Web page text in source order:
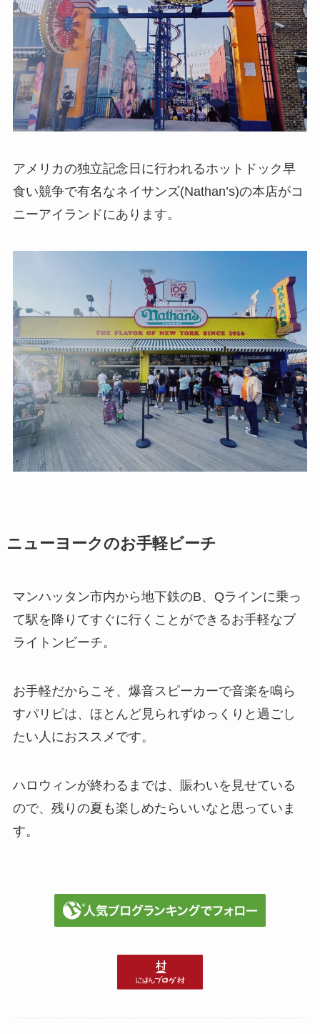
アメリカの独立記念日に行われるホットドック早
食い競争で有名なネイサンズ(Nathan’s)の本店がコ
ニーアイランドにあります。
ニューヨークのお手軽ビーチ
マンハッタン市内から地下鉄のB、Qラインに乗っ
て駅を降りてすぐに行くことができるお手軽なブ
ライトンビーチ。
お手軽だからこそ、爆音スピーカーで音楽を鳴ら
すパリピは、ほとんど見られずゆっくりと過ごし
たい人におススメです。
ハロウィンが終わるまでは、賑わいを見せている
ので、残りの夏も楽しめたらいいなと思っていま
す。